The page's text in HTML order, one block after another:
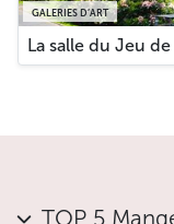
GALERIES D’ART
La salle du Jeu
TOP 5